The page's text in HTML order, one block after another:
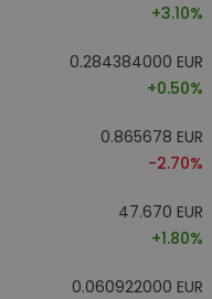
+3.10%
0.284384000 EUR
+0.50%
0.865678 EUR
-2.70%
47.670 EUR
+1.80%
0.060922000 EUR